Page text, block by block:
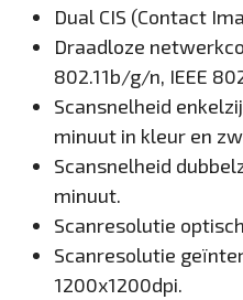
Dual CIS (Contact
Draadloze
802.11b/g/n, IEEE
Scansnelheid
minuut in kleur en
Scansnelheid
minuut.
Scanresolutie
Scanresolutie
1200x1200dpi.